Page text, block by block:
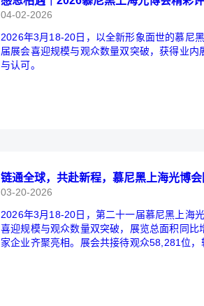
04-02-2026
2026年3月18-20日，以全新形象面世的慕尼
届展会喜迎规模与观众数量双突破，获得业
与认可。
链通全球，共赴新程，慕尼黑上海光博
03-20-2026
2026年3月18-20日，第二十一届慕尼黑上海
喜迎规模与观众数量双突破，展览总面积同
家企业齐聚亮相。展会共接待观众58,281位